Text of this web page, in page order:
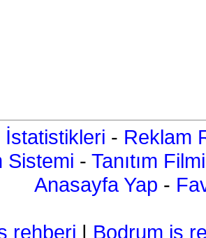
İstatistikleri - Reklam
Sistemi - Tanıtım Filmi
Anasayfa Yap -
rehberi | Bodrum iş